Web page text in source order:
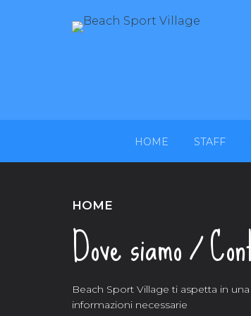
HOME STAFF
HOME
Dove siamo /
Beach Sport Village ti aspetta in
informazioni necessarie